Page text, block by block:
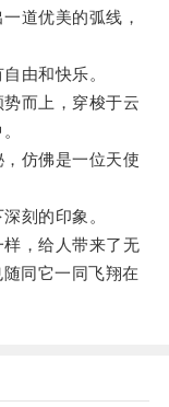
道优美的弧线，
由和快乐。
而上，穿梭于云
仿佛是一位天使
刻的印象。
，给人带来了无
同它一同飞翔在